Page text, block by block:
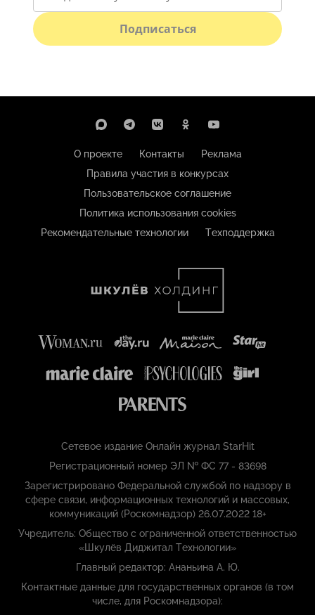
Подписаться
О проекте Контакты
Реклама
Правила участия в конкурсах
Пользовательское соглашение
Политика использования cookies
Рекомендательные технологии
Техподдержка
Сетевое издание Онлайн журнал StarHit
Регистрационный номер ЭЛ № ФС 77 - 83698
Зарегистрировано Федеральной службой по надзору в
сфере связи, информационных технологий и массовых,
коммуникаций (Роскомнадзор) 26.07.2022 18+
Учредитель: Общество с ограниченной ответственностью
«Шкулёв Диджитал Технологии»
Главный редактор: Ананьина А. Ю.
Контактные данные для государственных органов (в том
числе, для Роскомнадзора):